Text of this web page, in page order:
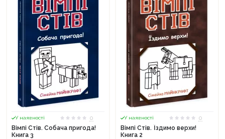
У наявності
0
Вімпі Стів. Собача пригода!
Книга 3
У наявності
0
Вімпі Стів. Їздимо верхи!
Книга 2